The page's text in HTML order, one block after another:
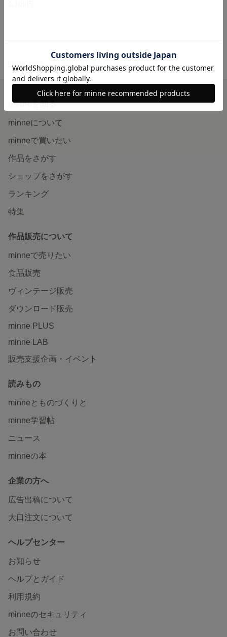
minneを知る
minneについて
minneで買いたい
作品をさがす
ショップをさがす
ランキング
特集
作品販売について
minneで売りたい
食品販売
ヴィンテージ販売
ダウンロード販売
minne PLUS
minne LAB
販売支援企画・イベント
読みもの
minneとものづくりと
minne学習帖
ニュース
minneの本
企業の方へ
広告出稿について
大口注文について
ヘルプセンター
お知らせ
ヘルプとガイド
利用規約
minneのセキュリティ
お問い合わせ